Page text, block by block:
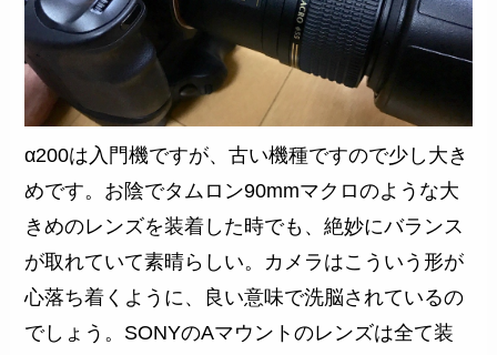
α200は入門機ですが、古い機種ですので少し大き
めです。お陰でタムロン90mmマクロのような大
きめのレンズを装着した時でも、絶妙にバランス
が取れていて素晴らしい。カメラはこういう形が
心落ち着くように、良い意味で洗脳されているの
でしょう。SONYのAマウントのレンズは全て装